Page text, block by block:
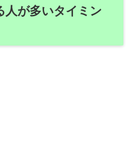
人が多いタイミン